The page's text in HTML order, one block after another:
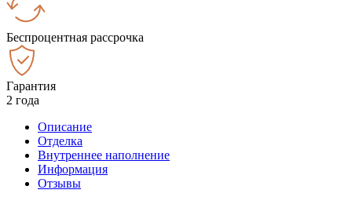
Беспроцентная рассрочка
Гарантия
2 года
Описание
Отделка
Внутреннее наполнение
Информация
Отзывы